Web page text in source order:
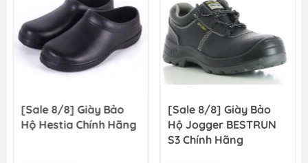
[Sale 8/8] Giày Bảo
Hộ Hestia Chính Hãng
[Sale 8/8] Giày Bảo
Hộ Jogger BESTRUN
S3 Chính Hãng